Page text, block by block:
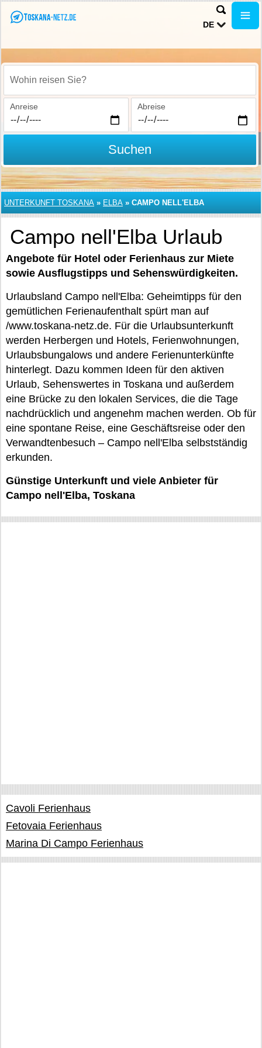
DE
Wohin reisen Sie?
Anreise Abreise
Suchen
UNTERKUNFT TOSKANA » ELBA » CAMPO NELL'ELBA
Campo nell'Elba Urlaub
Angebote für Hotel oder Ferienhaus zur Miete
sowie Ausflugstipps und Sehenswürdigkeiten.
Urlaubsland Campo nell'Elba: Geheimtipps für den
gemütlichen Ferienaufenthalt spürt man auf
/www.toskana-netz.de. Für die Urlaubsunterkunft
werden Herbergen und Hotels, Ferienwohnungen,
Urlaubsbungalows und andere Ferienunterkünfte
hinterlegt. Dazu kommen Ideen für den aktiven
Urlaub, Sehenswertes in Toskana und außerdem
eine Brücke zu den lokalen Services, die die Tage
nachdrücklich und angenehm machen werden. Ob für
eine spontane Reise, eine Geschäftsreise oder den
Verwandtenbesuch – Campo nell'Elba selbstständig
erkunden.
Günstige Unterkunft und viele Anbieter für
Campo nell'Elba, Toskana
Cavoli Ferienhaus
Fetovaia Ferienhaus
Marina Di Campo Ferienhaus